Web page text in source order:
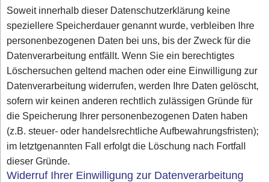
Soweit innerhalb dieser Datenschutzerklärung keine
speziellere Speicherdauer genannt wurde, verbleiben Ihre
personenbezogenen Daten bei uns, bis der Zweck für die
Datenverarbeitung entfällt. Wenn Sie ein berechtigtes
Löschersuchen geltend machen oder eine Einwilligung zur
Datenverarbeitung widerrufen, werden Ihre Daten gelöscht,
sofern wir keinen anderen rechtlich zulässigen Gründe für
die Speicherung Ihrer personenbezogenen Daten haben
(z.B. steuer- oder handelsrechtliche Aufbewahrungsfristen);
im letztgenannten Fall erfolgt die Löschung nach Fortfall
dieser Gründe.
Widerruf Ihrer Einwilligung zur Datenverarbeitung